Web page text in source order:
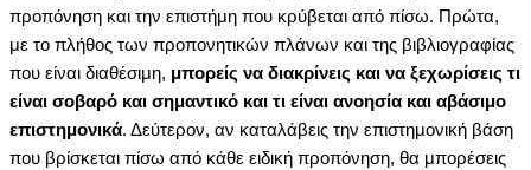
προπόνηση και την επιστήμη που κρύβεται από πίσω. Πρώτα,
με το πλήθος των προπονητικών πλάνων και της βιβλιογραφίας
που είναι διαθέσιμη, μπορείς να διακρίνεις και να ξεχωρίσεις τι
είναι σοβαρό και σημαντικό και τι είναι ανοησία και αβάσιμο
επιστημονικά. Δεύτερον, αν καταλάβεις την επιστημονική βάση
που βρίσκεται πίσω από κάθε ειδική προπόνηση, θα μπορέσεις